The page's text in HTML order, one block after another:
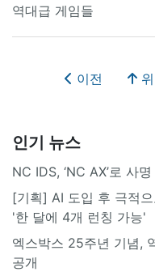
역대급 게임들
이전 위
인기 뉴스
NC IDS, ‘NC AX’로 사
[기획] AI 도입 후 극적
'한 달에 4개 런칭 가능'
엑스박스 25주년 기념,
공개